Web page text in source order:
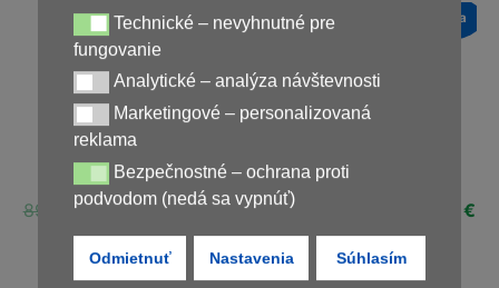
Technické – nevyhnutné pre fungovanie
Technické – nevyhnutné pre
fungovanie
Analytické – analýza návštevnosti
Analytické – analýza návštevnosti
Marketingové – personalizovaná reklama
Marketingové – personalizovaná
reklama
Bezpečnostné – ochrana proti podvodom (nedá sa vypnúť)
Bezpečnostné – ochrana proti
podvodom (nedá sa vypnúť)
Odmietnuť Nastavenia Súhlasím
Aktuálna
39,00 €.
Novinka
Zľava!
KetoExpert
89,80€Pôvodná
cena
bola:
89,80 €.
44,90€Aktuálna
cena
je:
44,90 €.
Novinka
Zľava!
Keto Coffee
Premium
cena
bola:
cena
je:
Novinka
Pôvodná
cena
bola:
58,00 €.
€